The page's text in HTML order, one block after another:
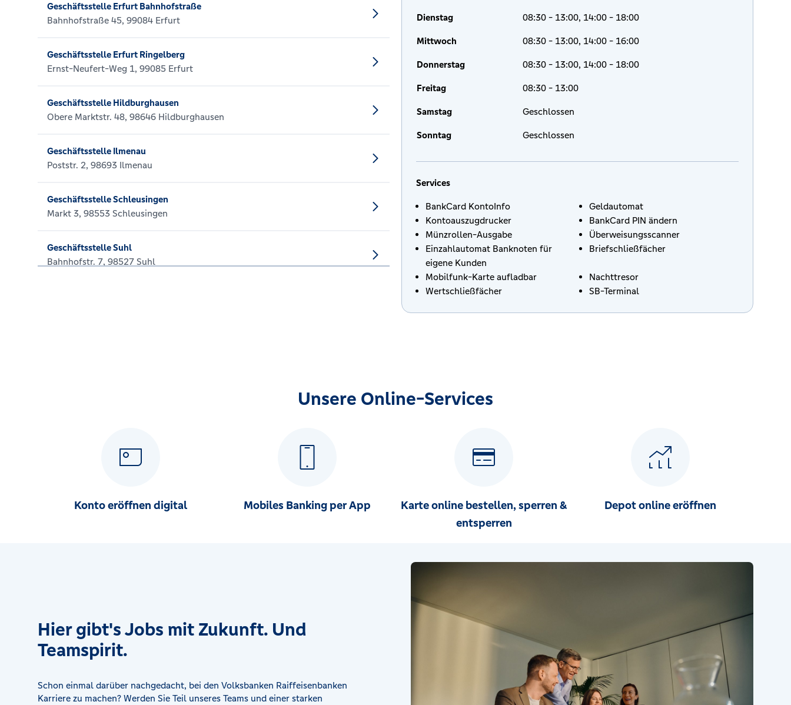
Geschäftsstelle Erfurt Bahnhofstraße
Bahnhofstraße 45, 99084 Erfurt
Geschäftsstelle Erfurt Ringelberg
Ernst-Neufert-Weg 1, 99085 Erfurt
Geschäftsstelle Hildburghausen
Obere Marktstr. 48, 98646 Hildburghausen
Geschäftsstelle Ilmenau
Poststr. 2, 98693 Ilmenau
Geschäftsstelle Schleusingen
Markt 3, 98553 Schleusingen
Geschäftsstelle Suhl
Bahnhofstr. 7, 98527 Suhl
Bahnhofstr. 14, 99310 Arnstadt
Schleusinger Str. 64, 98673 Auengrund
SB-Stelle Erfurt Domplatz
Domplatz 19, 99084 Erfurt
SB-Stelle Erfurt Magdeburger Allee
Magdeburger Allee 51, 99086 Erfurt
Dienstag 08:30 - 13:00, 14:00 - 18:00
Mittwoch 08:30 - 13:00, 14:00 - 16:00
Donnerstag 08:30 - 13:00, 14:00 - 18:00
Freitag 08:30 - 13:00
Samstag Geschlossen
Sonntag Geschlossen
Services
BankCard KontoInfo
Geldautomat
Kontoauszugdrucker
BankCard PIN ändern
Münzrollen-Ausgabe
Überweisungsscanner
Einzahlautomat Banknoten für
eigene Kunden
Briefschließfächer
Mobilfunk-Karte aufladbar
Nachttresor
Wertschließfächer
SB-Terminal
Unsere Online-Services
Konto eröffnen digital Mobiles Banking per App
Karte online bestellen, sperren &
entsperren
Depot online eröffnen
Hier gibt's Jobs mit Zukunft. Und
Teamspirit.
Schon einmal darüber nachgedacht, bei den Volksbanken Raiffeisenbanken
Karriere zu machen? Werden Sie Teil unseres Teams und einer starken